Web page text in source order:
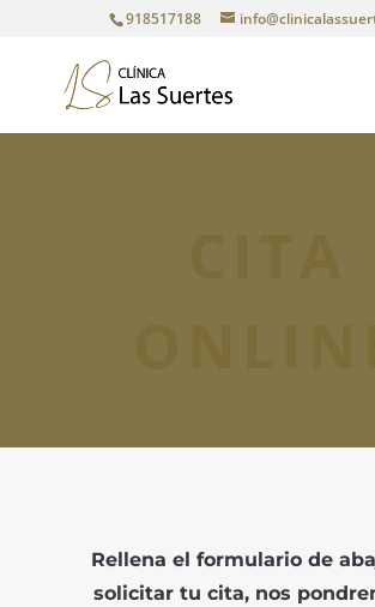
918517188
Rellena el formulario de
solicitar tu cita, nos